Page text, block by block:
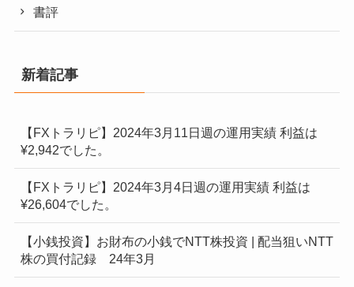
書評
新着記事
【FXトラリピ】2024年3月11日週の運用実績 利益は
¥2,942でした。
【FXトラリピ】2024年3月4日週の運用実績 利益は
¥26,604でした。
【小銭投資】お財布の小銭でNTT株投資 | 配当狙いNTT
株の買付記録 24年3月